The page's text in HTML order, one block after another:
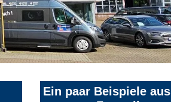
Ein paar Beispiele aus